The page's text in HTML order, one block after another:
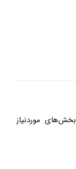
بخش‌های موردنیاز